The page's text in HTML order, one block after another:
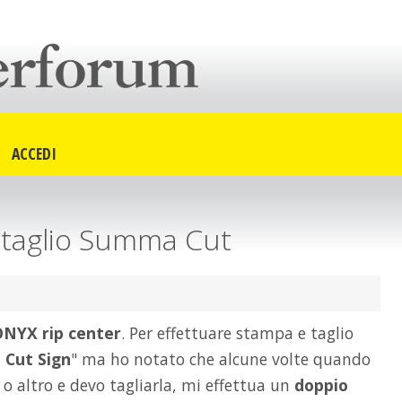
ACCEDI
Summa Cut
rip center. Per effettuare stampa e taglio
Sign" ma ho notato che alcune volte quando
altro e devo tagliarla, mi effettua un doppio